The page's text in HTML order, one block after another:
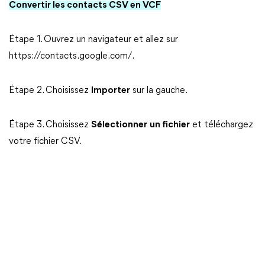
Convertir les contacts CSV en VCF
Étape 1. Ouvrez un navigateur et allez sur
https://contacts.google.com/.
Étape 2. Choisissez Importer sur la gauche.
Étape 3. Choisissez Sélectionner un fichier et téléchargez
votre fichier CSV.